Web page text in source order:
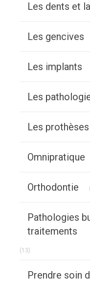
Les dents et
Les gencives
Les implants
Les
Les prothèses
Omnipratique
Orthodontie
Pathologies
traitements
(13)
Prendre soin